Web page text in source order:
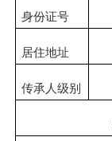
身份证号
居住地址
传承人级别